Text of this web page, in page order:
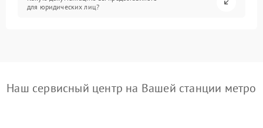
для юридических лиц?
Наш сервисный центр на Вашей станции метро